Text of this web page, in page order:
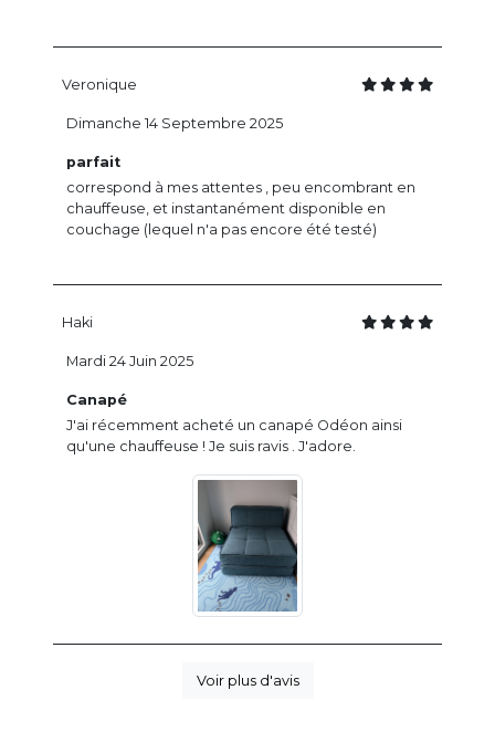
Veronique
parfait
correspond à mes attentes , peu encombrant en
chauffeuse, et instantanément disponible en
couchage (lequel n'a pas encore été testé)
Dimanche 14 Septembre 2025
Haki
Canapé
J'ai récemment acheté un canapé Odéon ainsi
qu'une chauffeuse ! Je suis ravis . J'adore.
Mardi 24 Juin 2025
Voir plus d'avis